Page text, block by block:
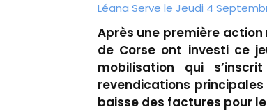
Léana Serve le Jeudi 4
Après une première action
de Corse ont investi ce
mobilisation qui
revendications
baisse des factures pour